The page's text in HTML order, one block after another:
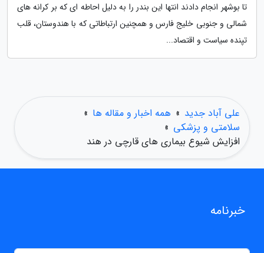
تا بوشهر انجام دادند انتها این بندر را به دلیل احاطه ای که بر کرانه های
شمالی و جنوبی خلیج فارس و همچنین ارتباطاتی که با هندوستان، قلب
تپنده سیاست و اقتصاد...
علی آباد جدید » همه اخبار و مقاله ها »
سلامتی و پزشکی »
افزایش شیوع بیماری های قارچی در هند
خبرنامه